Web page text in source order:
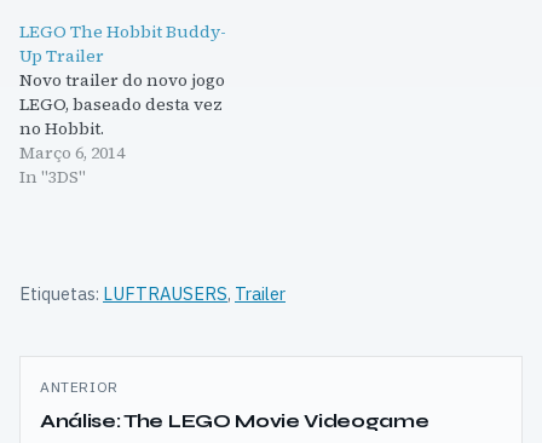
International para criar a
banda sonora do jogo, no
qual a música é uma peça
chave da experiência.
Estará disponível
brevemente para PS4, PS4
e…
LEGO The Hobbit Buddy-
Up Trailer
Novo trailer do novo jogo
LEGO, baseado desta vez
no Hobbit.
Março 6, 2014
In "3DS"
Etiquetas: LUFTRAUSERS, Trailer
Navegação
de
ANTERIOR
Análise: The LEGO Movie Videogame